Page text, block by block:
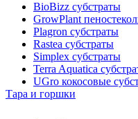
BioBizz cубстраты
GrowPlant
Plagron cубстраты
Rastea cубстраты
Simplex cубстраты
Terra Aquatica
UGro кокосовые
Тара и горшки